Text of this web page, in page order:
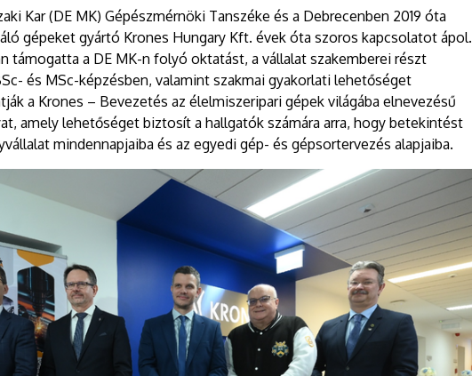
Kar (DE MK) Gépészmérnöki Tanszéke és a Debrecenben 2019 óta
gépeket gyártó Krones Hungary Kft. évek óta szoros kapcsolatot ápol.
támogatta a DE MK-n folyó oktatást, a vállalat szakemberei részt
és MSc-képzésben, valamint szakmai gyakorlati lehetőséget
a Krones – Bevezetés az élelmiszeripari gépek világába elnevezésű
amely lehetőséget biztosít a hallgatók számára arra, hogy betekintést
mindennapjaiba és az egyedi gép- és gépsortervezés alapjaiba.